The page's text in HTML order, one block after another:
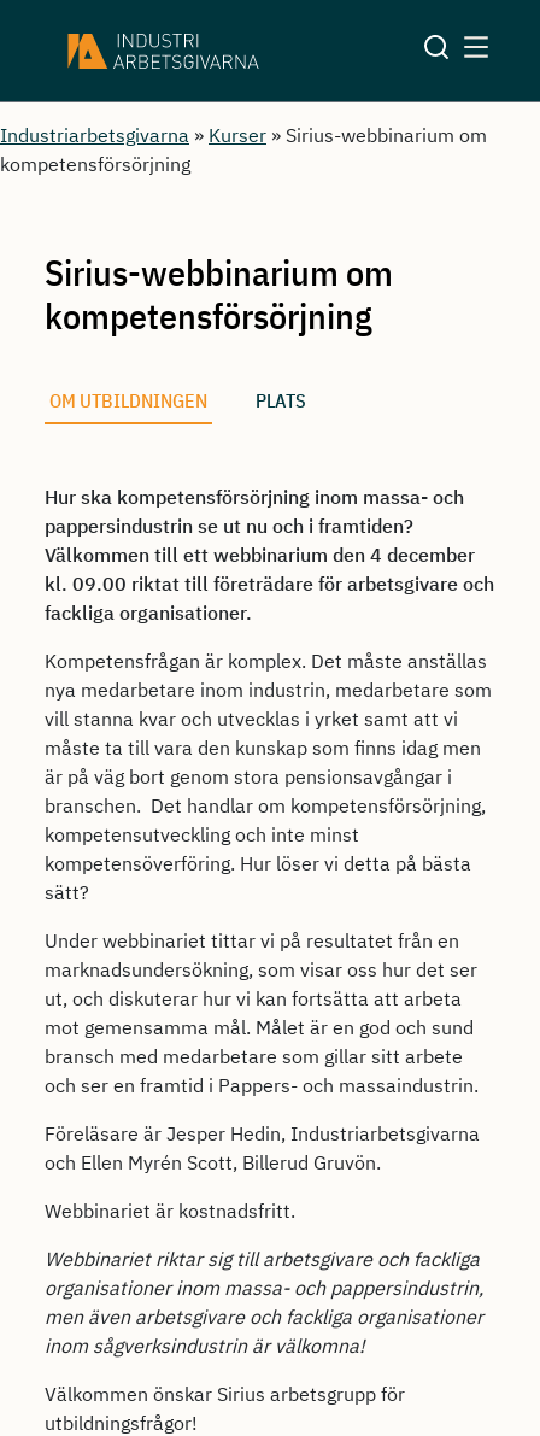
Industriarbetsgivarna » Kurser » Sirius-webbinarium om
kompetensförsörjning
Sirius-webbinarium om
kompetensförsörjning
OM UTBILDNINGEN PLATS
Hur ska kompetensförsörjning inom massa- och
pappersindustrin se ut nu och i framtiden?
Välkommen till ett webbinarium den 4 december
kl. 09.00 riktat till företrädare för arbetsgivare och
fackliga organisationer.
Kompetensfrågan är komplex. Det måste anställas
nya medarbetare inom industrin, medarbetare som
vill stanna kvar och utvecklas i yrket samt att vi
måste ta till vara den kunskap som finns idag men
är på väg bort genom stora pensionsavgångar i
branschen. Det handlar om kompetensförsörjning,
kompetensutveckling och inte minst
kompetensöverföring. Hur löser vi detta på bästa
sätt?
Under webbinariet tittar vi på resultatet från en
marknadsundersökning, som visar oss hur det ser
ut, och diskuterar hur vi kan fortsätta att arbeta
mot gemensamma mål. Målet är en god och sund
bransch med medarbetare som gillar sitt arbete
och ser en framtid i Pappers- och massaindustrin.
Föreläsare är Jesper Hedin, Industriarbetsgivarna
och Ellen Myrén Scott, Billerud Gruvön.
Webbinariet är kostnadsfritt.
Webbinariet riktar sig till arbetsgivare och fackliga
organisationer inom massa- och pappersindustrin,
men även arbetsgivare och fackliga organisationer
inom sågverksindustrin är välkomna!
Välkommen önskar Sirius arbetsgrupp för
utbildningsfrågor!